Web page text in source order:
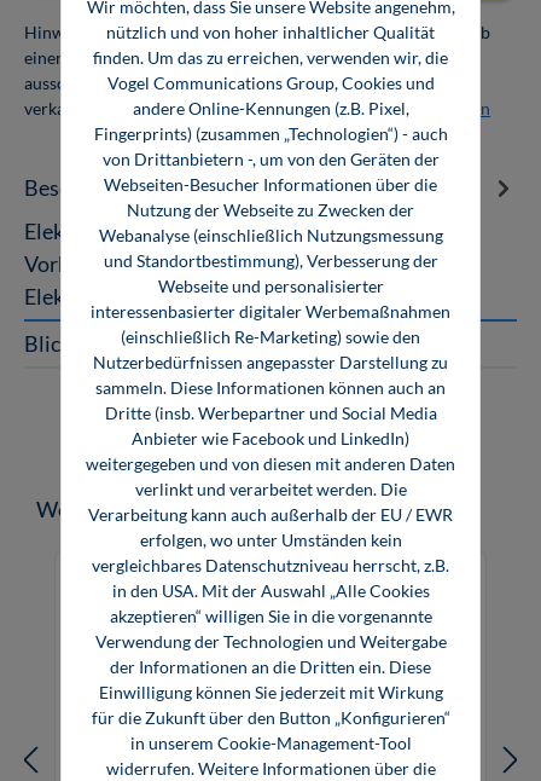
Hinweis: Als Firmenkunde erhalten Sie einen Mengenrabatt ab
einer Abnahmemenge von 10 Exemplaren. Die Bücher dürfen
ausschließlich für den Eigenbedarf genutzt und nicht weiter
verkauft werden. Weitere Informationen unterFirmenlizenzen
Beschreibung
Elektrische Steuerungs- und Antriebstechnik
Vorbereitung auf die Meisterprüfung in den
Elektroberufen Für die Vorbereitung…
Blick ins Buch
Produktgalerie überspringen
Weitere Medien zum Thema
Wir möchten, dass Sie unsere Website angenehm,
nützlich und von hoher inhaltlicher Qualität
finden. Um das zu erreichen, verwenden wir, die
Vogel Communications Group, Cookies und
andere Online-Kennungen (z.B. Pixel,
Fingerprints) (zusammen „Technologien“) - auch
von Drittanbietern -, um von den Geräten der
Webseiten-Besucher Informationen über die
Nutzung der Webseite zu Zwecken der
Webanalyse (einschließlich Nutzungsmessung
und Standortbestimmung), Verbesserung der
Webseite und personalisierter
interessenbasierter digitaler Werbemaßnahmen
(einschließlich Re-Marketing) sowie den
Nutzerbedürfnissen angepasster Darstellung zu
sammeln. Diese Informationen können auch an
Dritte (insb. Werbepartner und Social Media
Anbieter wie Facebook und LinkedIn)
weitergegeben und von diesen mit anderen Daten
verlinkt und verarbeitet werden. Die
Verarbeitung kann auch außerhalb der EU / EWR
erfolgen, wo unter Umständen kein
vergleichbares Datenschutzniveau herrscht, z.B.
in den USA. Mit der Auswahl „Alle Cookies
akzeptieren“ willigen Sie in die vorgenannte
Verwendung der Technologien und Weitergabe
der Informationen an die Dritten ein. Diese
Einwilligung können Sie jederzeit mit Wirkung
für die Zukunft über den Button „Konfigurieren“
in unserem Cookie-Management-Tool
widerrufen. Weitere Informationen über die